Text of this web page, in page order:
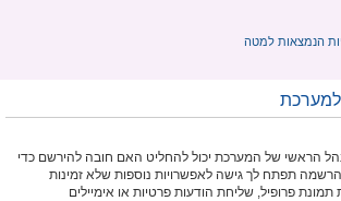
הראשי של המערכת יכול להחליט האם חובה להירשם כדי
תפתח לך גישה לאפשרויות נוספות שלא זמינות
פרופיל, שליחת הודעות פרטיות או אימיילים